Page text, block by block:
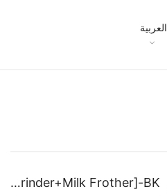
العربية
LePresso Brewology Coffee Kit [Espresso Maker+Rechargeable Grinder+Milk Frother]-BK